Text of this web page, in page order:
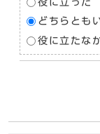
役に立った
どちらとも
役に立たな